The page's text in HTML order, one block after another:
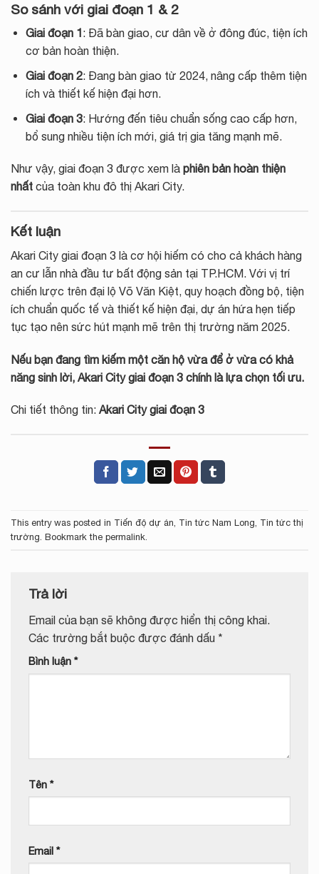
So sánh với giai đoạn 1 & 2
Giai đoạn 1 : Đã bàn giao, cư dân về ở đông đúc, tiện ích
cơ bản hoàn thiện.
Giai đoạn 2: Đang bàn giao từ 2024, nâng cấp thêm tiện
ích và thiết kế hiện đại hơn.
Giai đoạn 3: Hướng đến tiêu chuẩn sống cao cấp hơn,
bổ sung nhiều tiện ích mới, giá trị gia tăng mạnh mẽ.
Như vậy, giai đoạn 3 được xem là phiên bản hoàn thiện
nhất của toàn khu đô thị Akari City.
Kết luận
Akari City giai đoạn 3 là cơ hội hiếm có cho cả khách hàng
an cư lẫn nhà đầu tư bất động sản tại TP.HCM. Với vị trí
chiến lược trên đại lộ Võ Văn Kiệt, quy hoạch đồng bộ, tiện
ích chuẩn quốc tế và thiết kế hiện đại, dự án hứa hẹn tiếp
tục tạo nên sức hút mạnh mẽ trên thị trường năm 2025.
Nếu bạn đang tìm kiếm một căn hộ vừa để ở vừa có khả
năng sinh lời, Akari City giai đoạn 3 chính là lựa chọn tối ưu.
Chi tiết thông tin: Akari City giai đoạn 3
This entry was posted in Tiến độ dự án Tin tức Nam Long Tin tức thị
trường . Bookmark the permalink
Trả lời
Email của bạn sẽ không được hiển thị công khai.
Các trường bắt buộc được đánh dấu *
Bình luận *
Tên *
Email *